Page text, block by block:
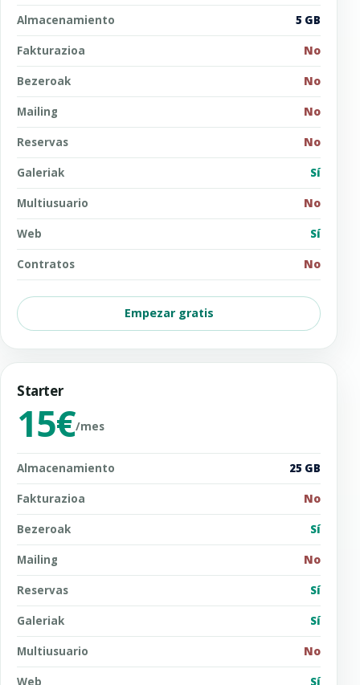
Almacenamiento 5 GB
Fakturazioa No
Bezeroak No
Mailing No
Reservas No
Galeriak Sí
Multiusuario No
Web Sí
Contratos No
Empezar gratis
Starter
15€/mes
Almacenamiento 25 GB
Fakturazioa No
Bezeroak Sí
Mailing No
Reservas Sí
Galeriak Sí
Multiusuario No
Web Sí